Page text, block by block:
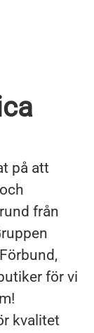
på att
från
för vi
kvalitet